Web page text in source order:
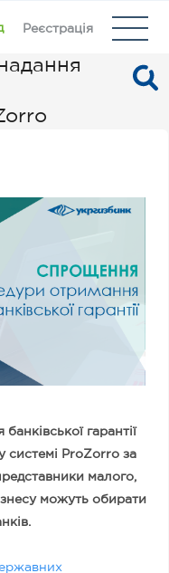
Реєстрація
гарантії
системі ProZorro за
малого,
можуть обирати